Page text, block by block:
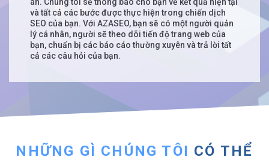
và tất cả các bước được thực hiện trong chiến dịch
SEO của bạn. Với AZASEO, bạn sẽ có một người quản
lý cá nhân, người sẽ theo dõi tiến độ trang web của
bạn, chuẩn bị các báo cáo thường xuyên và trả lời tất
cả các câu hỏi của bạn.
NHỮNG GÌ CHÚNG TÔI CÓ THỂ